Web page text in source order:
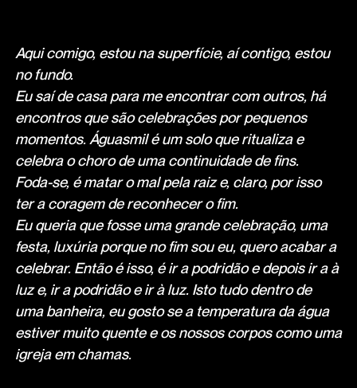
Aqui comigo, estou na superfície, aí contigo, estou
no fundo.
Eu saí de casa para me encontrar com outros, há
encontros que são celebrações por pequenos
momentos. Águasmil é um solo que ritualiza e
celebra o choro de uma continuidade de fins.
Foda-se, é matar o mal pela raiz e, claro, por isso
ter a coragem de reconhecer o fim.
Eu queria que fosse uma grande celebração, uma
festa, luxúria porque no fim sou eu, quero acabar a
celebrar. Então é isso, é ir a podridão e depois ir a à
luz e, ir a podridão e ir à luz. Isto tudo dentro de
uma banheira, eu gosto se a temperatura da água
estiver muito quente e os nossos corpos como uma
igreja em chamas.